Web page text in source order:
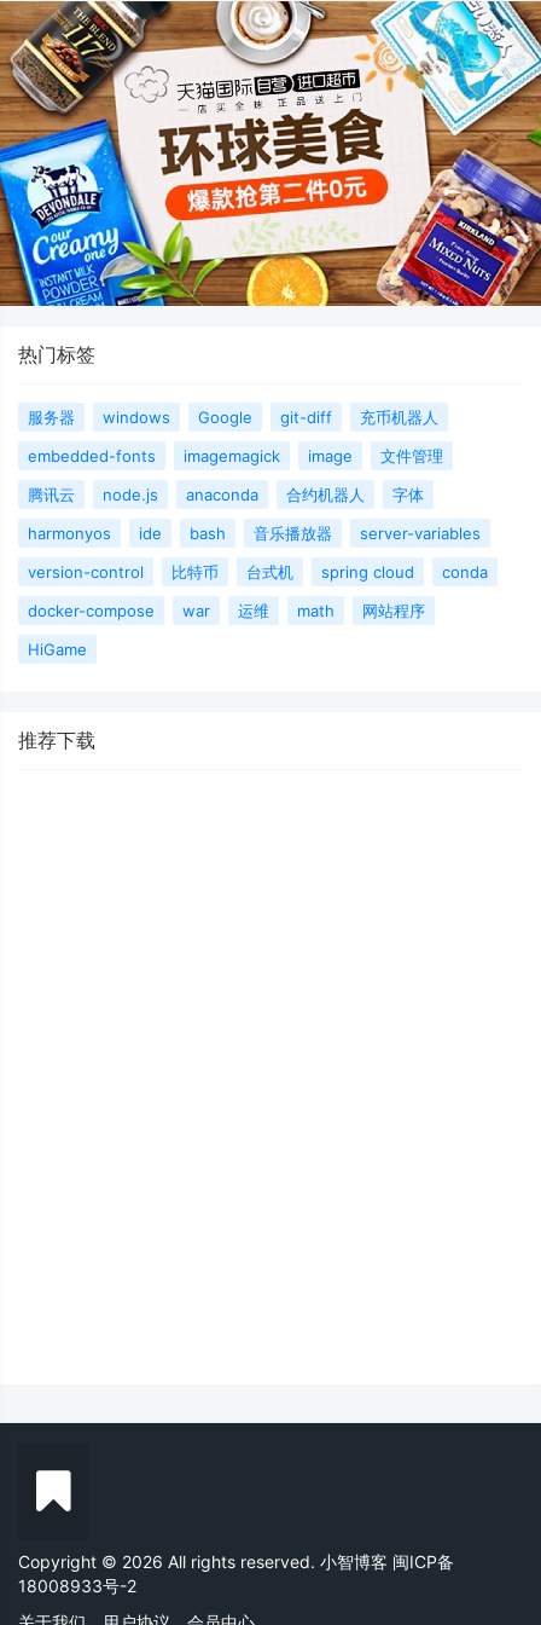
热门标签
服务器 windows Google git-diff
充币机器人
embedded-fonts
imagemagick image
文件管理
腾讯云
node.js anaconda 合约机器人
字体
harmonyos
ide bash 音乐播放器
server-variables
version-control
比特币 台式机 spring cloud
conda
docker-compose
war 运维 math
网站程序
HiGame
推荐下载
Copyright © 2026 All rights reserved. 小智博客 闽ICP备
18008933号-2